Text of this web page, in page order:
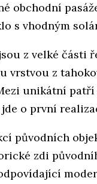
obchodní
s vhodným
z velké části
vrstvou z
unikátní patří
o první
původních
zdi